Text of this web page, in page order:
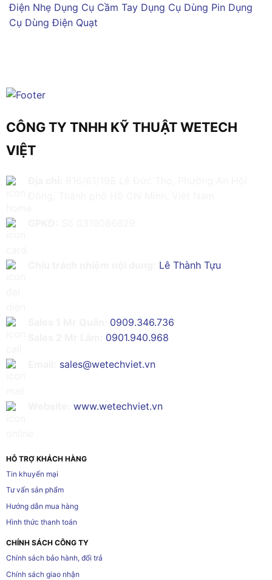
Điện Nhẹ Dụng Cụ Cầm Tay Dụng Cụ Dùng Pin Dụng
Cụ Dùng Điện Quạt
CÔNG TY TNHH KỸ THUẬT WETECH
VIỆT
Lê Thành Tựu
0909.346.736
0901.940.968
sales@wetechviet.vn
www.wetechviet.vn
HỖ TRỢ KHÁCH HÀNG
Tin khuyến mại
Tư vấn sản phẩm
Hướng dẫn mua hàng
Hình thức thanh toán
CHÍNH SÁCH CÔNG TY
Chính sách bảo hành, đổi trả
Chính sách giao nhận